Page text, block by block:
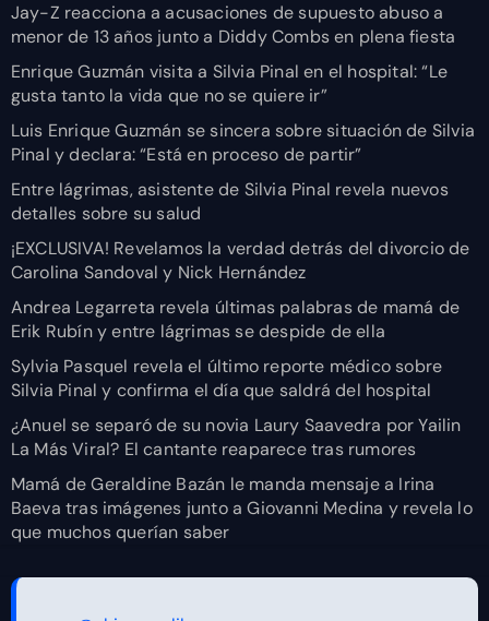
Jay-Z reacciona a acusaciones de supuesto abuso a
menor de 13 años junto a Diddy Combs en plena fiesta
Enrique Guzmán visita a Silvia Pinal en el hospital: “Le
gusta tanto la vida que no se quiere ir”
Luis Enrique Guzmán se sincera sobre situación de Silvia
Pinal y declara: “Está en proceso de partir”
Entre lágrimas, asistente de Silvia Pinal revela nuevos
detalles sobre su salud
¡EXCLUSIVA! Revelamos la verdad detrás del divorcio de
Carolina Sandoval y Nick Hernández
Andrea Legarreta revela últimas palabras de mamá de
Erik Rubín y entre lágrimas se despide de ella
Sylvia Pasquel revela el último reporte médico sobre
Silvia Pinal y confirma el día que saldrá del hospital
¿Anuel se separó de su novia Laury Saavedra por Yailin
La Más Viral? El cantante reaparece tras rumores
Mamá de Geraldine Bazán le manda mensaje a Irina
Baeva tras imágenes junto a Giovanni Medina y revela lo
que muchos querían saber